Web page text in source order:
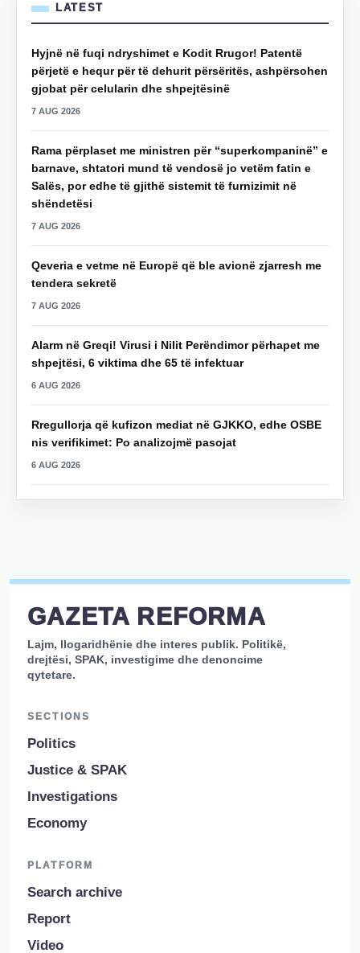
LATEST
Hyjnë në fuqi ndryshimet e Kodit Rrugor! Patentë
përjetë e hequr për të dehurit përsëritës, ashpërsohen
gjobat për celularin dhe shpejtësinë
7 AUG 2026
Rama përplaset me ministren për “superkompaninë” e
barnave, shtatori mund të vendosë jo vetëm fatin e
Salës, por edhe të gjithë sistemit të furnizimit në
shëndetësi
7 AUG 2026
Qeveria e vetme në Europë që ble avionë zjarresh me
tendera sekretë
7 AUG 2026
Alarm në Greqi! Virusi i Nilit Perëndimor përhapet me
shpejtësi, 6 viktima dhe 65 të infektuar
6 AUG 2026
Rregullorja që kufizon mediat në GJKKO, edhe OSBE
nis verifikimet: Po analizojmë pasojat
6 AUG 2026
GAZETA REFORMA
Lajm, llogaridhënie dhe interes publik. Politikë,
drejtësi, SPAK, investigime dhe denoncime
qytetare.
SECTIONS
Politics
Justice & SPAK
Investigations
Economy
PLATFORM
Search archive
Report
Video